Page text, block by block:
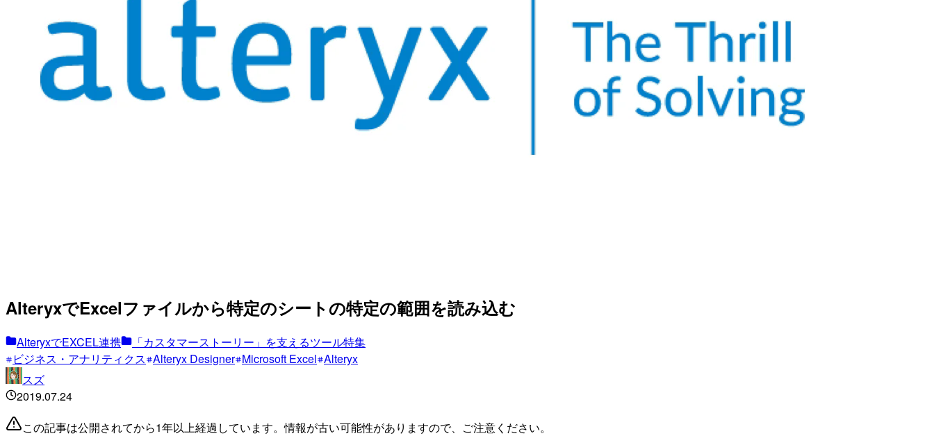
AlteryxでExcelファイルから特定のシートの特定の範囲を読み込む
AlteryxでEXCEL連携
「カスタマーストーリー」を支えるツール特集
ビジネス・アナリティクス Alteryx Designer Microsoft Excel Alteryx
スズ
2019.07.24
この記事は公開されてから1年以上経過しています。情報が古い可能性がありますので、ご注意ください。